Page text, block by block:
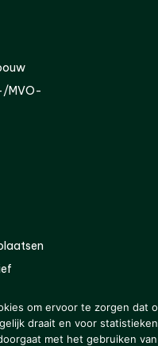
MVO-
om ervoor te zorgen dat
draait en voor
met het gebruiken